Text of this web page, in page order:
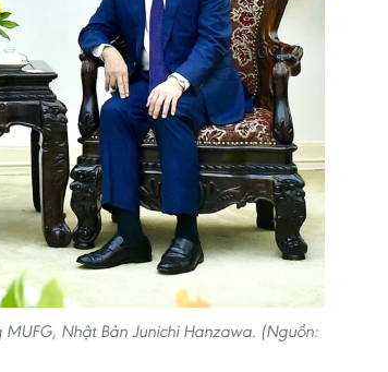
Nhật Bản Junichi Hanzawa. (Nguồn: